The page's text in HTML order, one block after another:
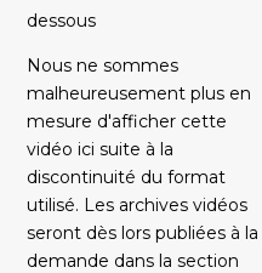
dessous
Nous ne sommes
malheureusement plus en
mesure d'afficher cette
vidéo ici suite à la
discontinuité du format
utilisé. Les archives vidéos
seront dès lors publiées à la
demande dans la section